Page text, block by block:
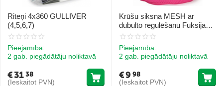
Riteņi 4x360 GULLIVER
(4,5,6,7)
Pieejamība:
2 gab. piegādātāju noliktavā
€3138
(Ieskaitot PVN)
Krūšu siksna MESH ar
dubulto regulēšanu Fuksija
SM
Pieejamība:
2 gab. piegādātāju noliktavā
€998
(Ieskaitot PVN)